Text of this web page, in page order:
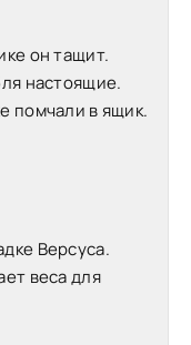
он тащит.
настоящие.
помчали в ящик.
Версуса.
веса для